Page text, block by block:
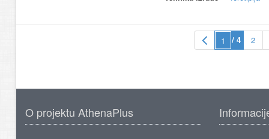
/ 4 2
O projektu AthenaPlus